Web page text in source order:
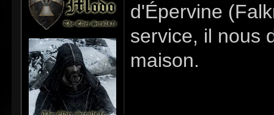
d'Épervine
service, il nous
maison.